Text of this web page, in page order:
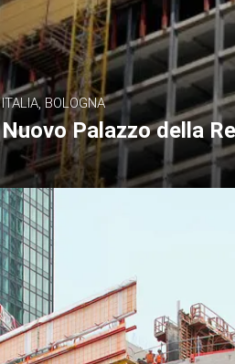
ITALIA, BOLOGNA
Nuovo Palazzo della